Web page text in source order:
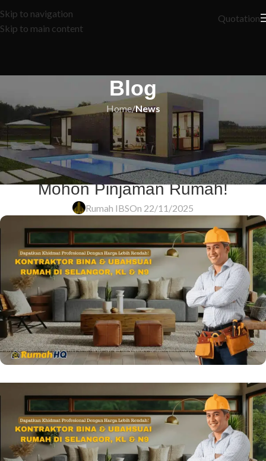
Skip to navigation
Skip to main content
Quotation
Blog
Home/News
NEWS
5 Rahsia Tersembunyi yang Bank
Tak Nak Anda Tahu Sebelum
Mohon Pinjaman Rumah!
Rumah IBSOn 22/11/2025